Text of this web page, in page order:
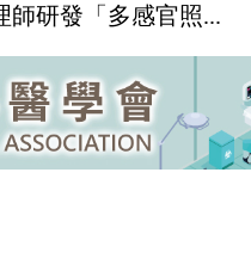
師研發「多感官照...